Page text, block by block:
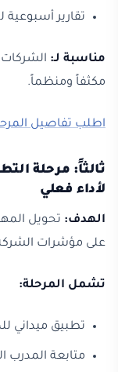
تقارير أسبوعية
مناسبة لـ: الشركات
مكثفاً ومنظماً.
اطلب تفاصيل
ثالثاً: مرحلة
لأداء فعلي
الهدف: تحويل
على مؤشرات
تشمل المرحلة:
تطبيق ميداني
متابعة المدرب